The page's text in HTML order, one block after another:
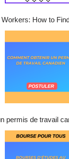
How to
permis de travail